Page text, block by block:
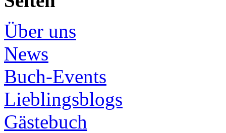
Über uns
News
Buch-Events
Lieblingsblogs
Gästebuch